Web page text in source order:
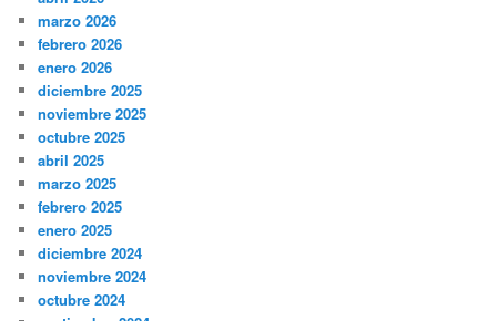
marzo 2026
febrero 2026
enero 2026
diciembre 2025
noviembre 2025
octubre 2025
abril 2025
marzo 2025
febrero 2025
enero 2025
diciembre 2024
noviembre 2024
octubre 2024